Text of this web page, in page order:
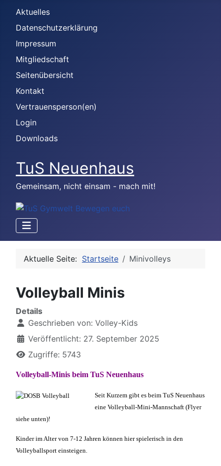
Aktuelles
Datenschutzerklärung
Impressum
Mitgliedschaft
Seitenübersicht
Kontakt
Vertrauensperson(en)
Login
Downloads
TuS Neuenhaus
Gemeinsam, nicht einsam - mach mit!
Aktuelle Seite: Startseite Minivolleys
Volleyball Minis
Details
Geschrieben von: Volley-Kids
Veröffentlicht: 27. September 2025
Zugriffe: 5743
Volleyball-Minis beim TuS Neuenhaus
Seit Kurzem gibt es beim TuS Neuenhaus
eine Volleyball-Mini-Mannschaft (Flyer
siehe unten)!
Kinder im Alter von 7-12 Jahren können hier spielerisch in den
Volleyballsport einsteigen.